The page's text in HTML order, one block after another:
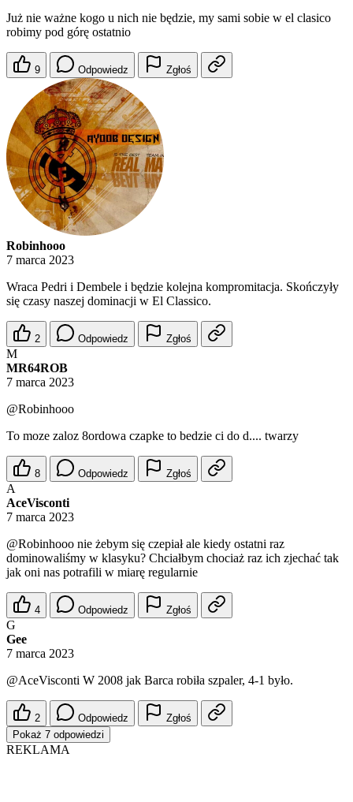
Już nie ważne kogo u nich nie będzie, my sami sobie w el clasico
robimy pod górę ostatnio
9 Odpowiedz Zgłoś
Robinhooo
7 marca 2023
Wraca Pedri i Dembele i będzie kolejna kompromitacja. Skończyły
się czasy naszej dominacji w El Classico.
2 Odpowiedz Zgłoś
M
MR64ROB
7 marca 2023
@Robinhooo
To moze zaloz 8ordowa czapke to bedzie ci do d.... twarzy
8 Odpowiedz Zgłoś
A
AceVisconti
7 marca 2023
@Robinhooo nie żebym się czepiał ale kiedy ostatni raz
dominowaliśmy w klasyku? Chciałbym chociaż raz ich zjechać tak
jak oni nas potrafili w miarę regularnie
4 Odpowiedz Zgłoś
G
Gee
7 marca 2023
@AceVisconti W 2008 jak Barca robiła szpaler, 4-1 było.
2 Odpowiedz
Zgłoś
Pokaż 7 odpowiedzi
REKLAMA